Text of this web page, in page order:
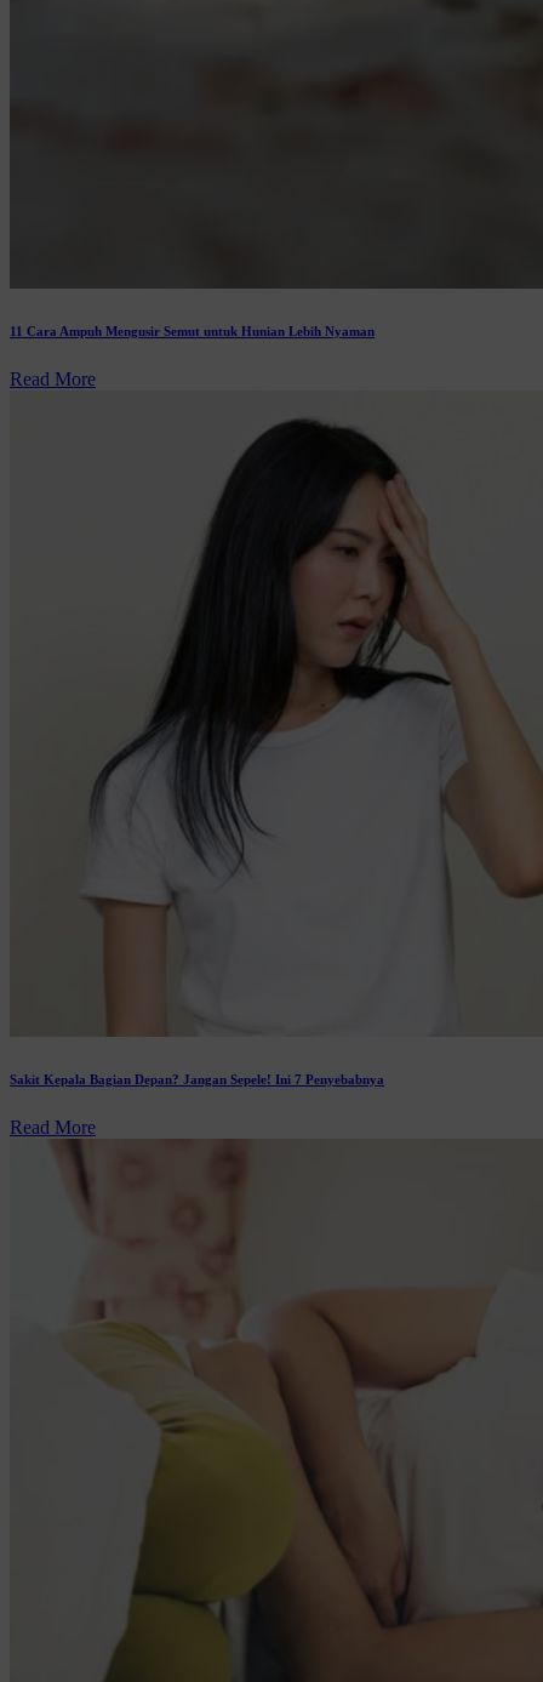
11 Cara Ampuh Mengusir Semut untuk Hunian Lebih Nyaman
Read More
Sakit Kepala Bagian Depan? Jangan Sepele! Ini 7 Penyebabnya
Read More